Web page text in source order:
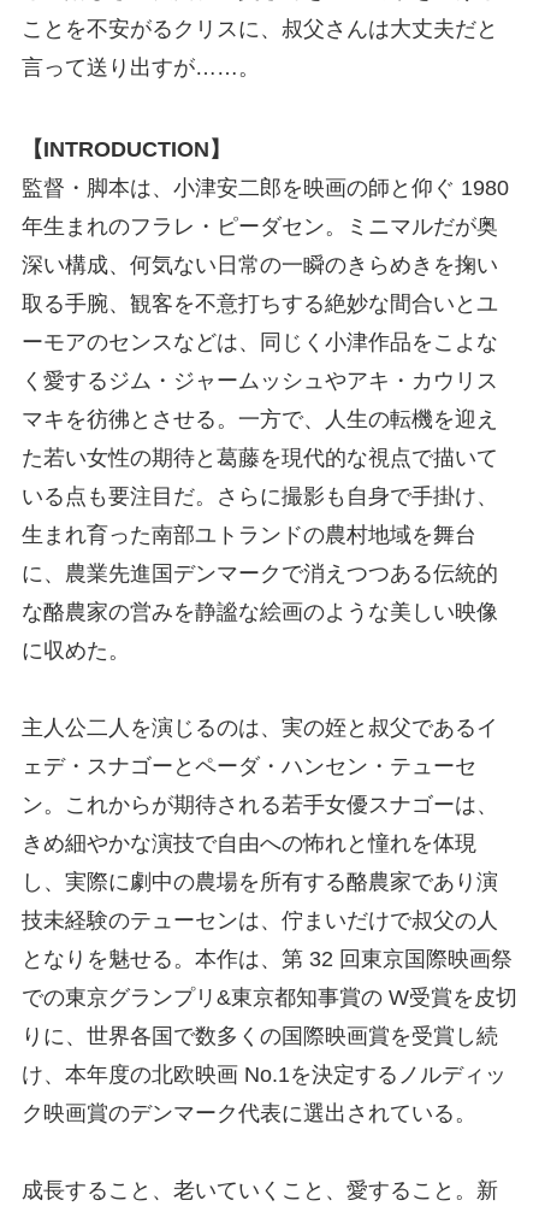
ことを不安がるクリスに、叔父さんは大丈夫だと
言って送り出すが……。
【INTRODUCTION】
監督・脚本は、小津安二郎を映画の師と仰ぐ 1980
年生まれのフラレ・ピーダセン。ミニマルだが奥
深い構成、何気ない日常の一瞬のきらめきを掬い
取る手腕、観客を不意打ちする絶妙な間合いとユ
ーモアのセンスなどは、同じく小津作品をこよな
く愛するジム・ジャームッシュやアキ・カウリス
マキを彷彿とさせる。一方で、人生の転機を迎え
た若い女性の期待と葛藤を現代的な視点で描いて
いる点も要注目だ。さらに撮影も自身で手掛け、
生まれ育った南部ユトランドの農村地域を舞台
に、農業先進国デンマークで消えつつある伝統的
な酪農家の営みを静謐な絵画のような美しい映像
に収めた。
主人公二人を演じるのは、実の姪と叔父であるイ
ェデ・スナゴーとペーダ・ハンセン・テューセ
ン。これからが期待される若手女優スナゴーは、
きめ細やかな演技で自由への怖れと憧れを体現
し、実際に劇中の農場を所有する酪農家であり演
技未経験のテューセンは、佇まいだけで叔父の人
となりを魅せる。本作は、第 32 回東京国際映画祭
での東京グランプリ&東京都知事賞の W受賞を皮切
りに、世界各国で数多くの国際映画賞を受賞し続
け、本年度の北欧映画 No.1を決定するノルディッ
ク映画賞のデンマーク代表に選出されている。
成長すること、老いていくこと、愛すること。新